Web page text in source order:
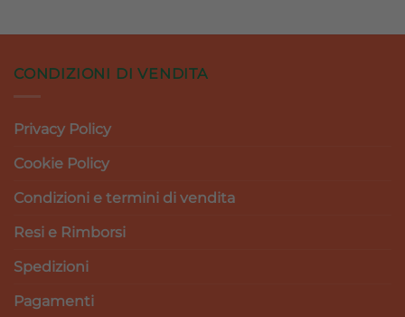
CONDIZIONI DI VENDITA
Privacy Policy
Cookie Policy
Condizioni e termini di vendita
Resi e Rimborsi
Spedizioni
Pagamenti